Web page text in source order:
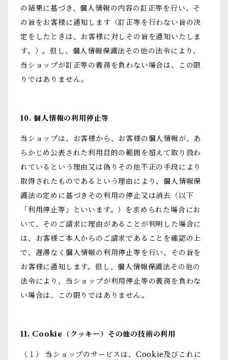
の結果に基づき、個人情報の内容の訂正等を行い、そ
の旨をお客様に通知します（訂正等を行わない旨の決
定をしたときは、お客様に対しその旨を通知いたしま
す。）。但し、個人情報保護法その他の法令により、
当ショップが訂正等の義務を負わない場合は、この限
りではありません。
10. 個人情報の利用停止等
当ショップは、お客様から、お客様の個人情報が、あ
らかじめ公表された利用目的の範囲を超えて取り扱わ
れているという理由又は偽りその他不正の手段により
取得されたものであるという理由により、個人情報保
護法の定めに基づきその利用の停止又は消去（以下
「利用停止等」といいます。）を求められた場合にお
いて、そのご請求に理由があることが判明した場合に
は、お客様ご本人からのご請求であることを確認の上
で、遅滞なく個人情報の利用停止等を行い、その旨を
お客様に通知します。但し、個人情報保護法その他の
法令により、当ショップが利用停止等の義務を負わな
い場合は、この限りではありません。
11. Cookie（クッキー）その他の技術の利用
（１） 当ショップのサービスは、Cookie及びこれに